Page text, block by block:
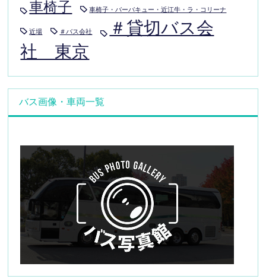
車椅子 車椅子・バーバキュー・近江牛・ラ・コリーナ
近場 ＃バス会社
＃貸切バス会
社 東京
バス画像・車両一覧